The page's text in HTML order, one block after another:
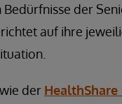
der
auf ihre
der HealthShare